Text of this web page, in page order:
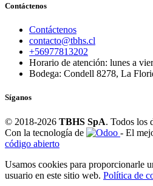
Contáctenos
Contáctenos
contacto@tbhs.cl
+56977813202
Horario de atención: lunes a
Bodega: Condell 8278, La
Síganos
© 2018-2026 TBHS SpA. Todos los
Con la tecnología de
- El
código abierto
Usamos cookies para proporcionarle
usuario en este sitio web. Política de